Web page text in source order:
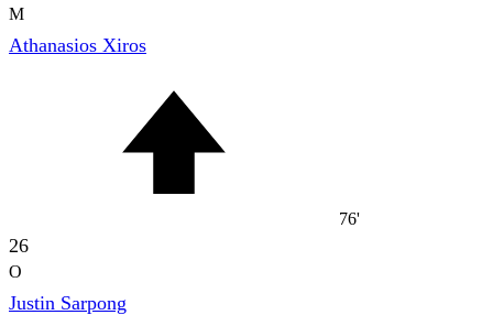
M
Athanasios Xiros
76'
26
O
Justin Sarpong